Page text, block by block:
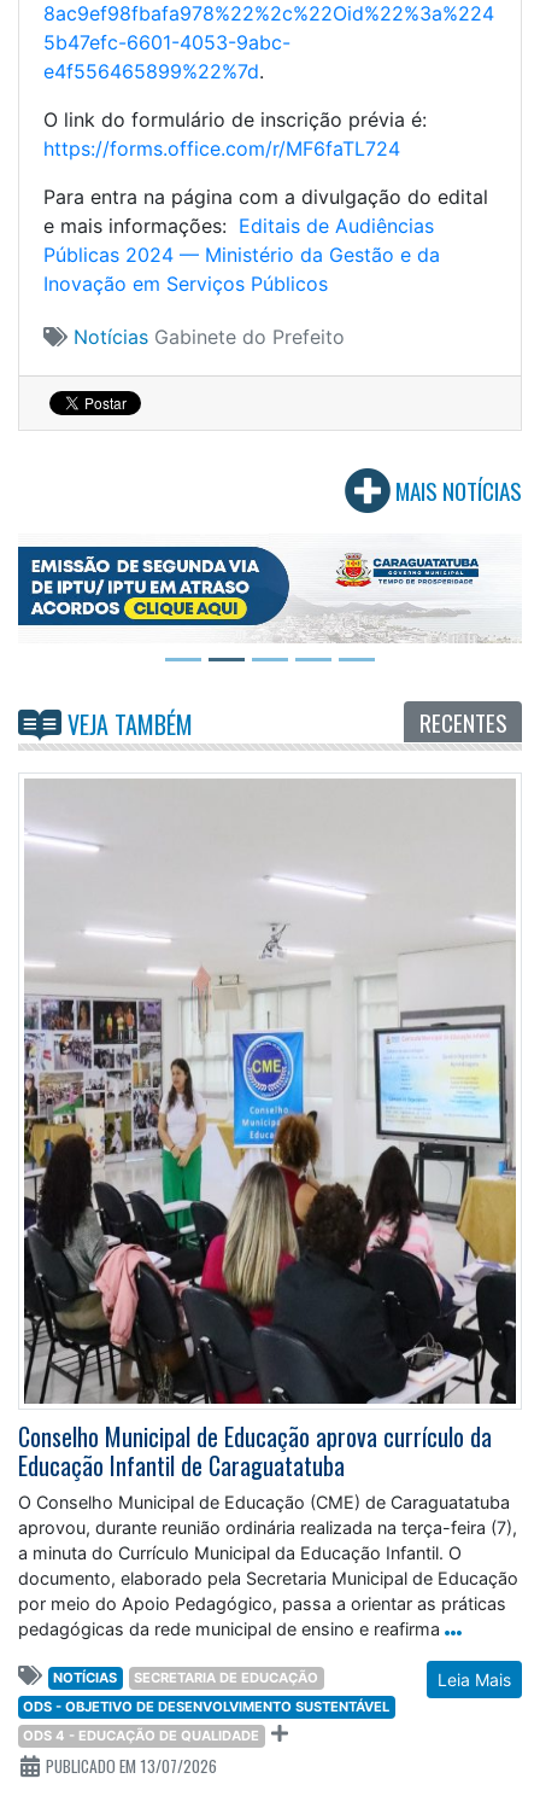
8ac9ef98fbafa978%22%2c%22Oid%22%3a%224
5b47efc-6601-4053-9abc-
e4f556465899%22%7d.
O link do formulário de inscrição prévia é:
https://forms.office.com/r/MF6faTL724
Para entra na página com a divulgação do edital
e mais informações: Editais de Audiências
Públicas 2024 — Ministério da Gestão e da
Inovação em Serviços Públicos
Notícias Gabinete do Prefeito
MAIS NOTÍCIAS
VEJA TAMBÉM RECENTES
Conselho Municipal de Educação aprova currículo da
Educação Infantil de Caraguatatuba
O Conselho Municipal de Educação (CME) de Caraguatatuba
aprovou, durante reunião ordinária realizada na terça-feira (7),
a minuta do Currículo Municipal da Educação Infantil. O
documento, elaborado pela Secretaria Municipal de Educação
por meio do Apoio Pedagógico, passa a orientar as práticas
pedagógicas da rede municipal de ensino e reafirma
Leia Mais
NOTÍCIAS
SECRETARIA DE EDUCAÇÃO
ODS - OBJETIVO DE DESENVOLVIMENTO SUSTENTÁVEL
ODS 4 - EDUCAÇÃO DE QUALIDADE
PUBLICADO EM 13/07/2026